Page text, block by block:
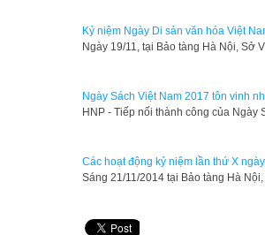
Kỷ niệm Ngày Di sản văn hóa Việt
​Ngày 19/11, tại Bảo tàng Hà Nội, Sở
Ngày Sách Việt Nam 2017 tôn vinh
HNP - Tiếp nối thành công của
Các hoạt động kỷ niệm lần thứ X
​Sáng 21/11/2014 tại Bảo tàng Hà